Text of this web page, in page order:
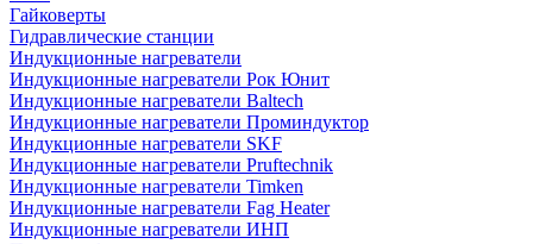
Гайковерты
Гидравлические станции
Индукционные нагреватели
Индукционные нагреватели Рок Юнит
Индукционные нагреватели Baltech
Индукционные нагреватели Проминдуктор
Индукционные нагреватели SKF
Индукционные нагреватели Pruftechnik
Индукционные нагреватели Timken
Индукционные нагреватели Fag Heater
Индукционные нагреватели ИНП